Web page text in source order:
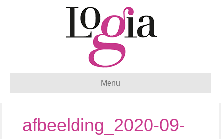
Menu
afbeelding_2020-09-